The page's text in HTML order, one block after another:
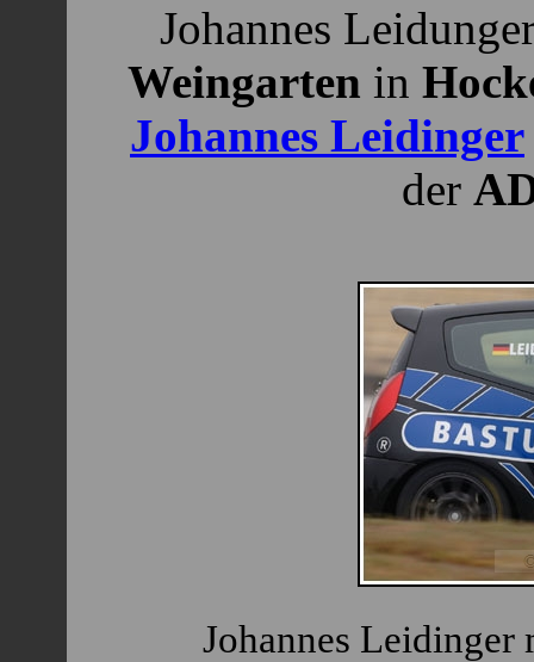
Johannes
Weingarten in
Johannes Leidinger
der
Johannes Leidinger